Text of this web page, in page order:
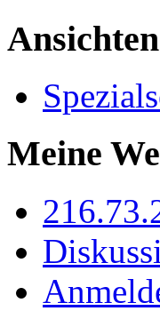
Ansichten
Meine